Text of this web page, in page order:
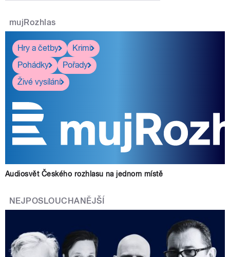
mujRozhlas
Hry a četby
Krimi
Pohádky
Pořady
Živé vysílání
Audiosvět Českého rozhlasu na jednom místě
NEJPOSLOUCHANĚJŠÍ